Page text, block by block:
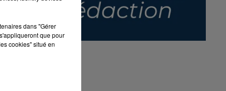
dans "Gérer
que pour
cookies" situé en